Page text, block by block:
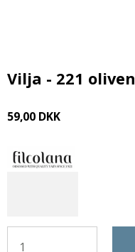
Vilja - 221 oliven
59,00 DKK